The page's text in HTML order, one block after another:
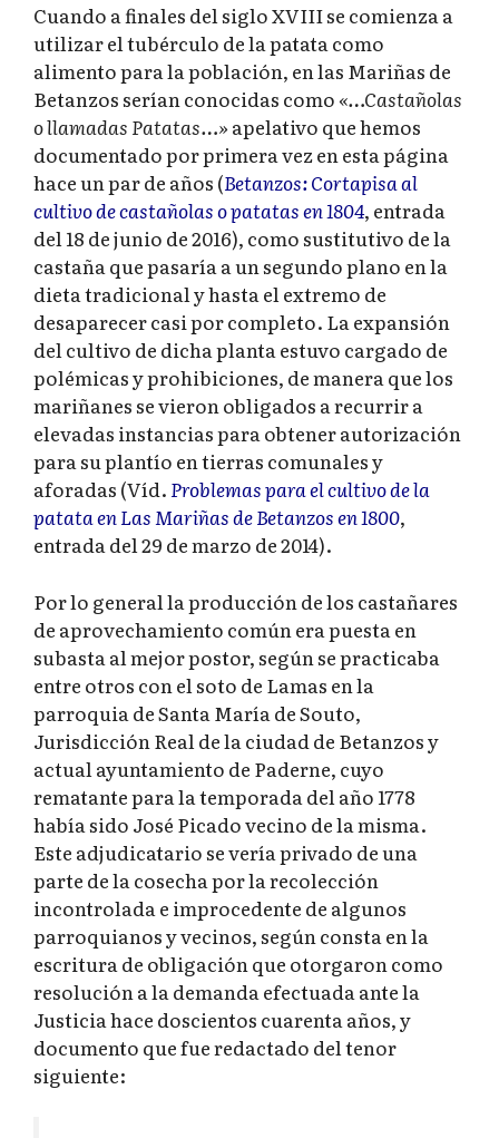
Cuando a finales del siglo XVIII se comienza a
utilizar el tubérculo de la patata como
alimento para la población, en las Mariñas de
Betanzos serían conocidas como«…Castañolas
o llamadas Patatas…»apelativo que hemos
documentado por primera vez en esta página
hace un par de años (Betanzos: Cortapisa al
cultivo de castañolas o patatas en 1804, entrada
del 18 de junio de 2016), como sustitutivo de la
castaña que pasaría a un segundo plano en la
dieta tradicional y hasta el extremo de
desaparecer casi por completo. La expansión
del cultivo de dicha planta estuvo cargado de
polémicas y prohibiciones, de manera que los
mariñanes se vieron obligados a recurrir a
elevadas instancias para obtener autorización
para su plantío en tierras comunales y
aforadas (Víd. Problemas para el cultivo de la
patata en Las Mariñas de Betanzos en 1800,
entrada del 29 de marzo de 2014).
Por lo general la producción de los castañares
de aprovechamiento común era puesta en
subasta al mejor postor, según se practicaba
entre otros con el soto de Lamas en la
parroquia de Santa María de Souto,
Jurisdicción Real de la ciudad de Betanzos y
actual ayuntamiento de Paderne, cuyo
rematante para la temporada del año 1778
había sido José Picado vecino de la misma.
Este adjudicatario se vería privado de una
parte de la cosecha por la recolección
incontrolada e improcedente de algunos
parroquianos y vecinos, según consta en la
escritura de obligación que otorgaron como
resolución a la demanda efectuada ante la
Justicia hace doscientos cuarenta años, y
documento que fue redactado del tenor
siguiente: